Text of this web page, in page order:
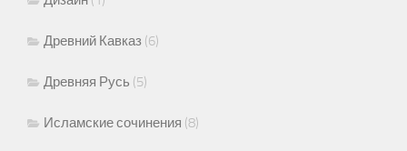
Древний Кавказ (6)
Древняя Русь (5)
Исламские сочинения (8)